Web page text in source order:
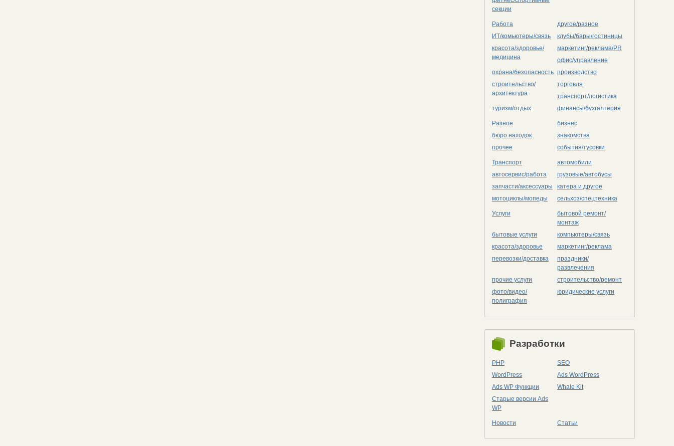
секции
Работа
другое/разное
ИТ/комьютеры/связь
клубы/бары/гостиницы
красота/здоровье/
медицина
маркетинг/реклама/PR
офис/управление
охрана/безопасность производство
строительство/
архитектура
торговля
транспорт/логистика
туризм/отдых
финансы/бухгалтерия
Разное
бизнес
бюро находок
знакомства
прочее
события/тусовки
Транспорт
автомобили
автосервис/работа
грузовые/автобусы
запчасти/аксессуары
катера и другое
мотоциклы/мопеды
сельхоз/cпецтехника
Услуги
бытовой ремонт/
монтаж
бытовые услуги
компьютеры/cвязь
красота/здоровье
маркетинг/реклама
перевозки/доставка
праздники/
развлечения
прочие услуги
строительство/ремонт
фото/видео/
полиграфия
юридические услуги
Разработки
PHP
SEO
WordPress
Ads WordPress
Ads WP Функции
Whale Kit
Старые версии Ads
WP
Новости Статьи